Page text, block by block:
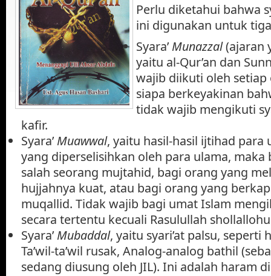
Perlu diketahui bahwa
ini digunakan untuk
Syara’Munazzal(ajaran
yaitu al-Qur’an dan
wajib diikuti oleh setiap
siapa berkeyakinan
tidak wajib mengikuti
kafir.
Syara’Muawwal, yaitu hasil-hasil ijtihad para
yang diperselisihkan oleh para ulama,
salah seorang mujtahid, bagi orang yang
hujjahnya kuat, atau bagi orang yang
muqallid. Tidak wajib bagi umat Islam
secara tertentu kecuali Rasulullah shollallohu
Syara’Mubaddal, yaitu syari’at palsu, seperti
Ta’wil-ta’wil rusak, Analog-analog bathil
sedang diusung oleh JIL). Ini adalah haram